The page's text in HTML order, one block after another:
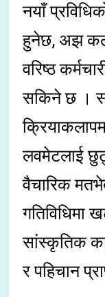
नयाँ
हुनेछ, अझ
वरिष्ठ
सकिने छ ।
लवमेटलाई
वैचारिक
गतिविधिमा
सांस्कृतिक
र पहिचान